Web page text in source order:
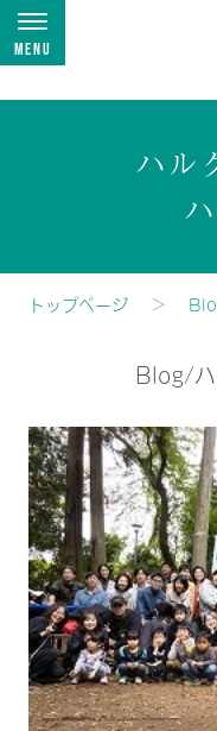
Menu
ハル
トップページ
Blog/ハ